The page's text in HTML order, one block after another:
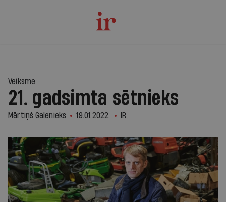
Veiksme
21. gadsimta sētnieks
Mārtiņš Galenieks 19.01.2022. IR